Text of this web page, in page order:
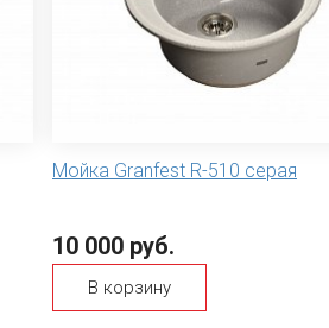
Мойка Granfest R-510 серая
10 000 руб.
В корзину